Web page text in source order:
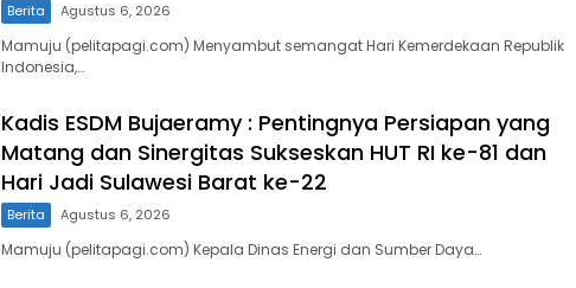
Berita Agustus 6, 2026
Mamuju (pelitapagi.com) Menyambut semangat Hari Kemerdekaan Republik
Indonesia,…
Kadis ESDM Bujaeramy : Pentingnya Persiapan yang
Matang dan Sinergitas Sukseskan HUT RI ke-81 dan
Hari Jadi Sulawesi Barat ke-22
Berita Agustus 6, 2026
Mamuju (pelitapagi.com) Kepala Dinas Energi dan Sumber Daya…